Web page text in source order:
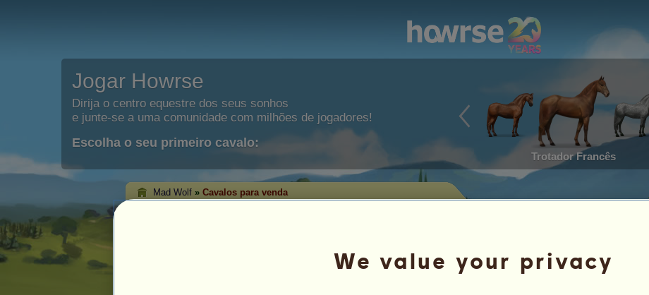
Jogar Howrse
Dirija o centro equestre dos seus sonhos
e junte-se a uma comunidade com milhões de jogadores!
Escolha o seu primeiro cavalo:
Trotador Francês
Mad Wolf » Cavalos para venda
We value your privacy